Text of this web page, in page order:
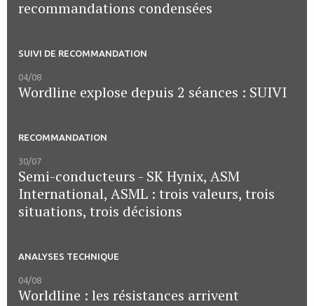
recommandations condensées
SUIVI DE RECOMMANDATION
04/08
Wordline explose depuis 2 séances : SUIVI
RECOMMANDATION
30/07
Semi-conducteurs - SK Hynix, ASM
International, ASML : trois valeurs, trois
situations, trois décisions
ANALYSES TECHNIQUE
04/08
Worldline : les résistances arrivent